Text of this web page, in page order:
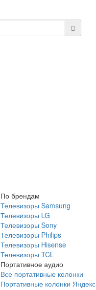
По брендам
Телевизоры Samsung
Телевизоры LG
Телевизоры Sony
Телевизоры Philips
Телевизоры Hisense
Телевизоры TCL
Портативное аудио
Все портативные колонки
Портативные колонки Яндекс